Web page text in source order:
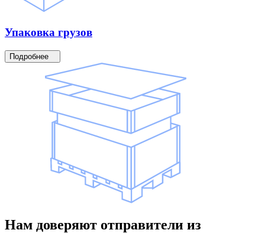
Упаковка грузов
Подробнее
Нам доверяют отправители из